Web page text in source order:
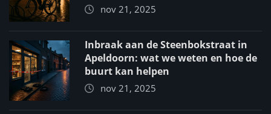
nov 21, 2025
Inbraak aan de Steenbokstraat in
Apeldoorn: wat we weten en hoe de
buurt kan helpen
nov 21, 2025